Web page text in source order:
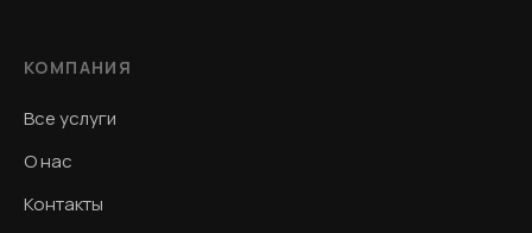
КОМПАНИЯ
Все услуги
О нас
Контакты